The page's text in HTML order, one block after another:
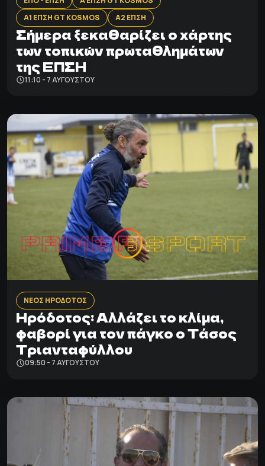
Α1 ΕΠΣΗ GT KOSMOS
Α2 ΕΠΣΗ
Σήμερα ξεκαθαρίζει ο χάρτης
των τοπικών πρωταθλημάτων
της ΕΠΣΗ
11:10 - 7 ΑΥΓΟΎΣΤΟΥ
ΝΕΟΣ ΗΡΟΔΟΤΟΣ
Ηρόδοτος: Αλλάζει το κλίμα,
φαβορί για τον πάγκο ο Τάσος
Τριανταφύλλου
09:50 - 7 ΑΥΓΟΎΣΤΟΥ